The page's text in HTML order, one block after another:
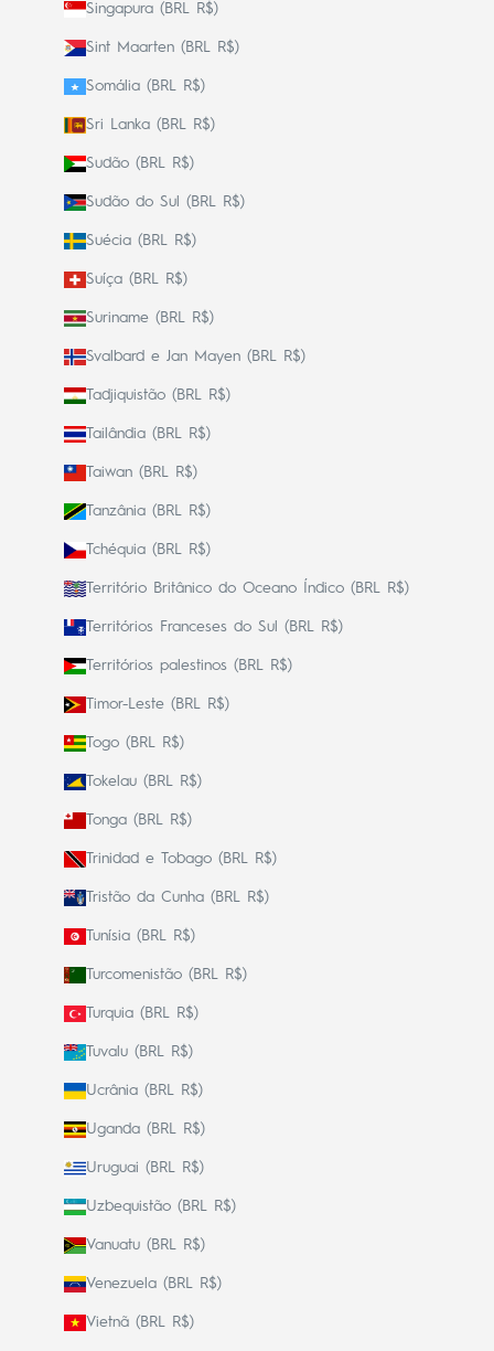
Singapura (BRL R$)
Sint Maarten (BRL R$)
Somália (BRL R$)
Sri Lanka (BRL R$)
Sudão (BRL R$)
Sudão do Sul (BRL R$)
Suécia (BRL R$)
Suíça (BRL R$)
Suriname (BRL R$)
Svalbard e Jan Mayen (BRL R$)
Tadjiquistão (BRL R$)
Tailândia (BRL R$)
Taiwan (BRL R$)
Tanzânia (BRL R$)
Tchéquia (BRL R$)
Território Britânico do Oceano Índico (BRL R$)
Territórios Franceses do Sul (BRL R$)
Territórios palestinos (BRL R$)
Timor-Leste (BRL R$)
Togo (BRL R$)
Tokelau (BRL R$)
Tonga (BRL R$)
Trinidad e Tobago (BRL R$)
Tristão da Cunha (BRL R$)
Tunísia (BRL R$)
Turcomenistão (BRL R$)
Turquia (BRL R$)
Tuvalu (BRL R$)
Ucrânia (BRL R$)
Uganda (BRL R$)
Uruguai (BRL R$)
Uzbequistão (BRL R$)
Vanuatu (BRL R$)
Venezuela (BRL R$)
Vietnã (BRL R$)